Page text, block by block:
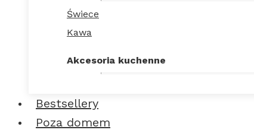
Świece
Kawa
Akcesoria kuchenne
Bestsellery
Poza domem